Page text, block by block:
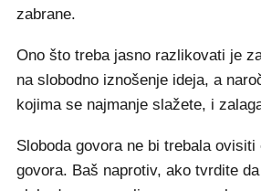
zabrane.
Ono što treba jasno razlikovati je
na slobodno iznošenje ideja, a
kojima se najmanje slažete, i
Sloboda govora ne bi trebala
govora. Baš naprotiv, ako tvrdite